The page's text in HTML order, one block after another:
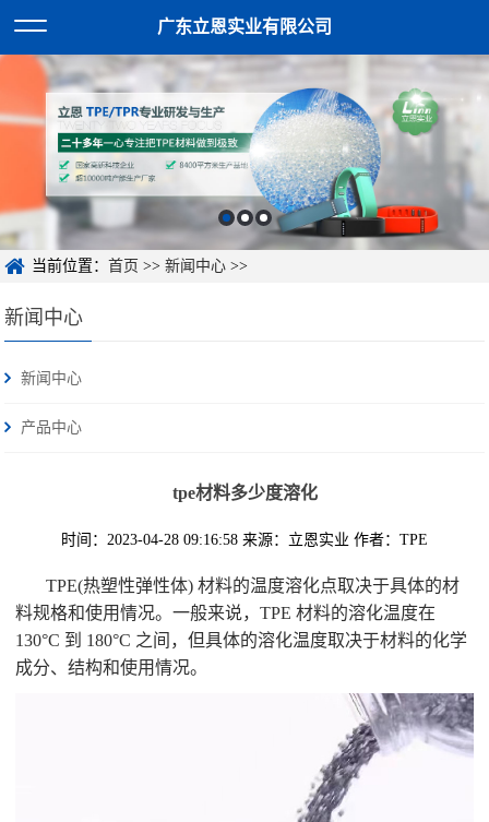
广东立恩实业有限公司
当前位置：首页 >>新闻中心 >>
新闻中心
新闻中心
产品中心
tpe材料多少度溶化
时间：2023-04-28 09:16:58 来源：立恩实业 作者：TPE
TPE(热塑性弹性体) 材料的温度溶化点取决于具体的材
料规格和使用情况。一般来说，TPE 材料的溶化温度在
130°C 到 180°C 之间，但具体的溶化温度取决于材料的化学
成分、结构和使用情况。